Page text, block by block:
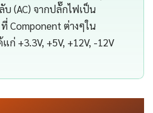
(AC) จากปลั๊กไฟเป็น
Component ต่างๆใน
ก่ +3.3V, +5V, +12V, -12V